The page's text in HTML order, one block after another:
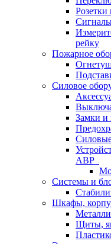
рейку
Пожарное
Силовое
Замки и
АВР
Системы и
Шкафы,
Щиты,